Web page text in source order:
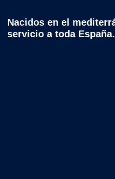
Nacidos en el
servicio a toda España.